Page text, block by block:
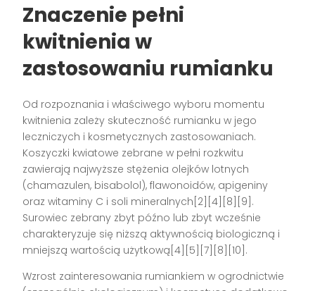
Znaczenie pełni
kwitnienia w
zastosowaniu rumianku
Od rozpoznania i właściwego wyboru momentu
kwitnienia zależy skuteczność rumianku w jego
leczniczych i kosmetycznych zastosowaniach.
Koszyczki kwiatowe zebrane w pełni rozkwitu
zawierają najwyższe stężenia olejków lotnych
(chamazulen, bisabolol), flawonoidów, apigeniny
oraz witaminy C i soli mineralnych[2][4][8][9].
Surowiec zebrany zbyt późno lub zbyt wcześnie
charakteryzuje się niższą aktywnością biologiczną i
mniejszą wartością użytkową[4][5][7][8][10].
Wzrost zainteresowania rumiankiem w ogrodnictwie